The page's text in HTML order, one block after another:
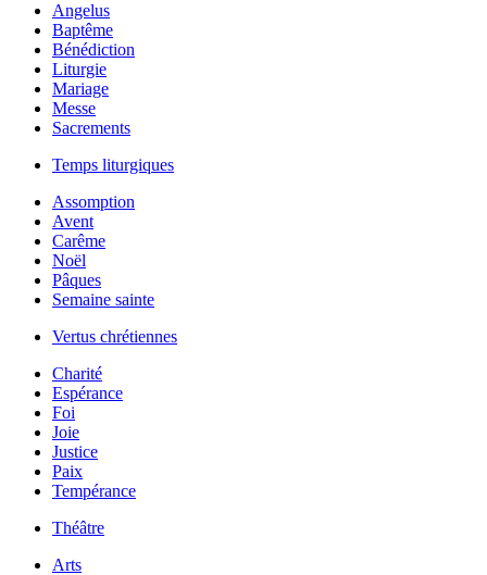
Angelus
Baptême
Bénédiction
Liturgie
Mariage
Messe
Sacrements
Temps liturgiques
Assomption
Avent
Carême
Noël
Pâques
Semaine sainte
Vertus chrétiennes
Charité
Espérance
Foi
Joie
Justice
Paix
Tempérance
Théâtre
Arts